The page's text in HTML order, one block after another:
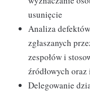
usunięcie
Analiza
zgłaszanych
zespołów i
źródłowych
Delegowanie